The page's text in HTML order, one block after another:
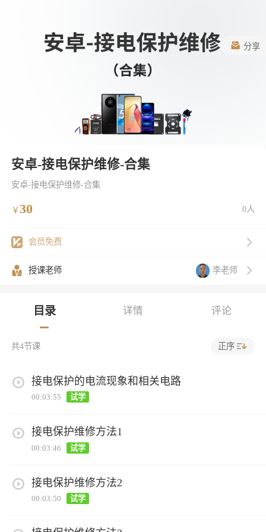
分享
安卓-接电保护维修-合集
安卓-接电保护维修-合集
￥30 0人
会员免费
授课老师 李老师
目录 详情 评论
共4节课 正序
接电保护的电流现象和相关电路
00:03:55 试学
接电保护维修方法1
00:03:46 试学
接电保护维修方法2
00:03:50 试学